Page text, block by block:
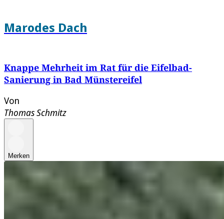
Marodes Dach
Knappe Mehrheit im Rat für die Eifelbad-
Sanierung in Bad Münstereifel
Von
Thomas Schmitz
Merken